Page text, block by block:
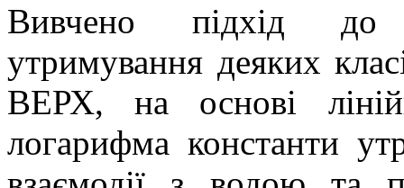
Вивчено підхід до
утримування деяких
ВЕРХ, на основі
логарифма константи